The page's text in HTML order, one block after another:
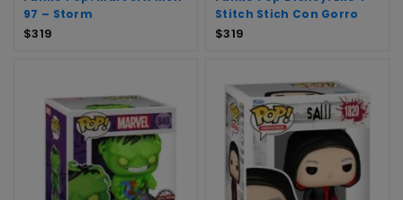
97 – Storm
$319
Stitch Stich Con Gorro
$319